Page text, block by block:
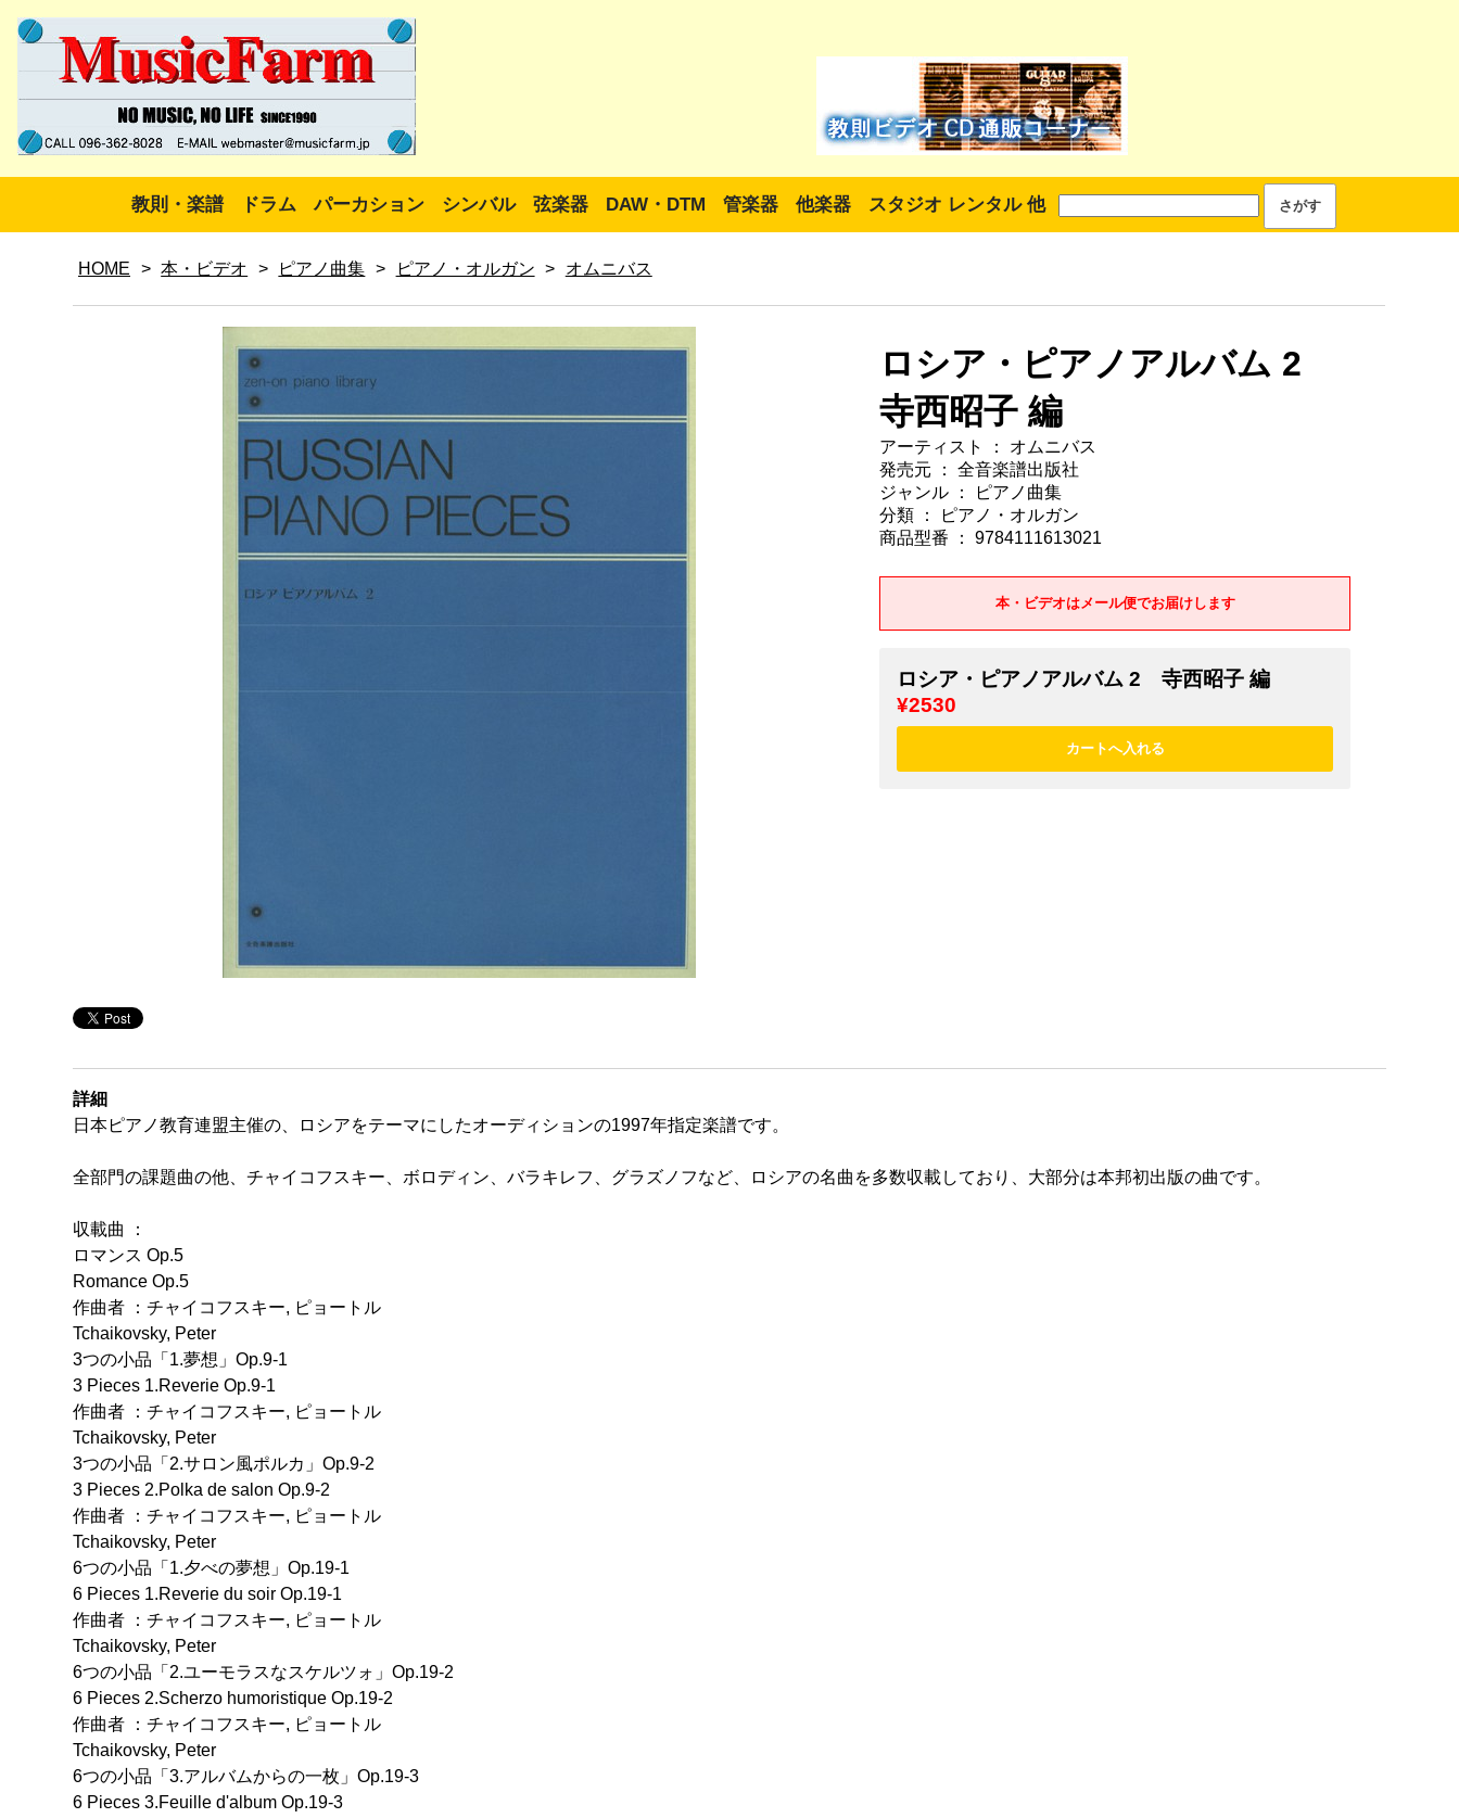
教則・楽譜 ドラム パーカション シンバル 弦楽器 DAW・DTM 管楽器 他楽器 スタジオ レンタル 他
HOME > 本・ビデオ > ピアノ曲集 > ピアノ・オルガン > オムニバス
ロシア・ピアノアルバム 2
寺西昭子 編
アーティスト ： オムニバス
発売元 ： 全音楽譜出版社
ジャンル ： ピアノ曲集
分類 ： ピアノ・オルガン
商品型番 ： 9784111613021
本・ビデオはメール便でお届けします
ロシア・ピアノアルバム 2 寺西昭子 編
¥2530
詳細
日本ピアノ教育連盟主催の、ロシアをテーマにしたオーディションの1997年指定楽譜です。
全部門の課題曲の他、チャイコフスキー、ボロディン、バラキレフ、グラズノフなど、ロシアの名曲を多数収載しており、大部分は本邦初出版の曲です。
収載曲 ：
ロマンス Op.5
Romance Op.5
作曲者 ：チャイコフスキー, ピョートル
Tchaikovsky, Peter
3つの小品「1.夢想」Op.9-1
3 Pieces 1.Reverie Op.9-1
作曲者 ：チャイコフスキー, ピョートル
Tchaikovsky, Peter
3つの小品「2.サロン風ポルカ」Op.9-2
3 Pieces 2.Polka de salon Op.9-2
作曲者 ：チャイコフスキー, ピョートル
Tchaikovsky, Peter
6つの小品「1.夕べの夢想」Op.19-1
6 Pieces 1.Reverie du soir Op.19-1
作曲者 ：チャイコフスキー, ピョートル
Tchaikovsky, Peter
6つの小品「2.ユーモラスなスケルツォ」Op.19-2
6 Pieces 2.Scherzo humoristique Op.19-2
作曲者 ：チャイコフスキー, ピョートル
Tchaikovsky, Peter
6つの小品「3.アルバムからの一枚」Op.19-3
6 Pieces 3.Feuille d'album Op.19-3